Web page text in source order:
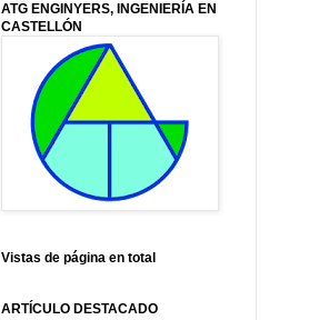
ATG ENGINYERS, INGENIERÍA EN
CASTELLÓN
Vistas de página en total
ARTÍCULO DESTACADO